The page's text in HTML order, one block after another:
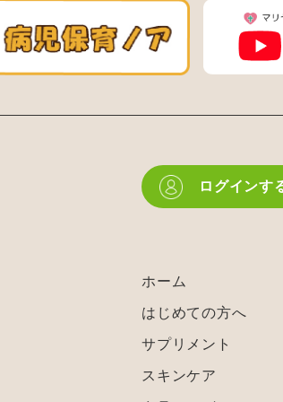
ログインす
ホーム
はじめての方へ
サプリメント
スキンケア